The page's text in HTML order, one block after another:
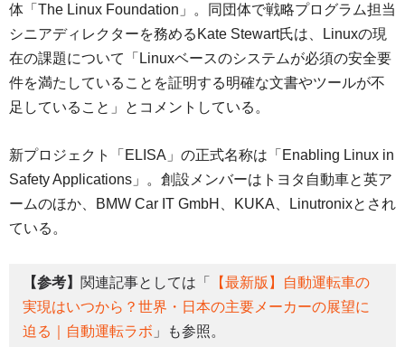
体「The Linux Foundation」。同団体で戦略プログラム担当
シニアディレクターを務めるKate Stewart氏は、Linuxの現
在の課題について「Linuxベースのシステムが必須の安全要
件を満たしていることを証明する明確な文書やツールが不
足していること」とコメントしている。
新プロジェクト「ELISA」の正式名称は「Enabling Linux in
Safety Applications」。創設メンバーはトヨタ自動車と英ア
ームのほか、BMW Car IT GmbH、KUKA、Linutronixとされ
ている。
【参考】 関連記事としては「
【最新版】自動運転車の
実現はいつから？世界・日本の主要メーカーの展望に
迫る｜自動運転ラボ 」も参照。